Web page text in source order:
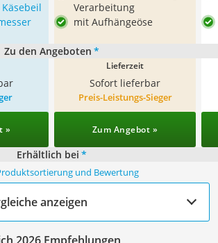
Verarbeitung
mit Aufhängeöse
Zu den Angeboten *
Lieferzeit
Sofort lieferbar
»
Preis-Leistungs-Sieger
Zum Angebot »
Erhältlich bei *
und Bewertung
anzeigen